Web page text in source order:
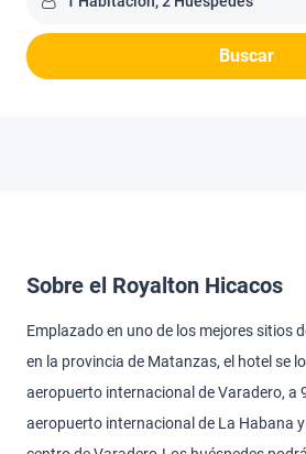
Buscar
Sobre el Royalton Hicacos
Emplazado en uno de los mejores sitios
en la provincia de Matanzas, el hotel se
aeropuerto internacional de Varadero, a
aeropuerto internacional de La Habana